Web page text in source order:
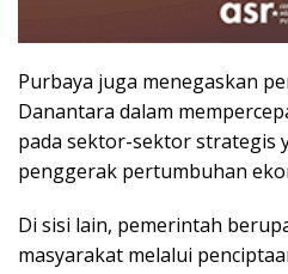
Purbaya juga menegaskan
Danantara dalam
pada sektor-sektor strategis
penggerak pertumbuhan
Di sisi lain, pemerintah
masyarakat melalui